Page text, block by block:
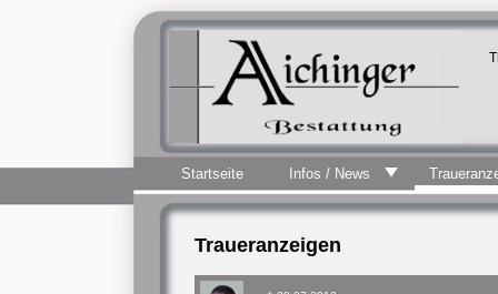
Startseite Infos / News
Traueranzeigen